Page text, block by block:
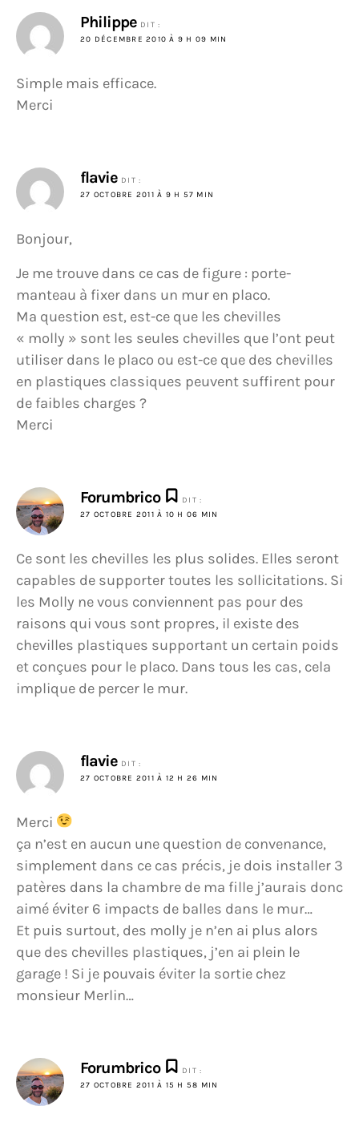
Philippe DIT :
20 DÉCEMBRE 2010 À 9 H 09 MIN
Simple mais efficace.
Merci
flavie DIT :
27 OCTOBRE 2011 À 9 H 57 MIN
Bonjour,
Je me trouve dans ce cas de figure : porte-
manteau à fixer dans un mur en placo.
Ma question est, est-ce que les chevilles
« molly » sont les seules chevilles que l’ont peut
utiliser dans le placo ou est-ce que des chevilles
en plastiques classiques peuvent suffirent pour
de faibles charges ?
Merci
Forumbrico
DIT :
27 OCTOBRE 2011 À 10 H 06 MIN
Ce sont les chevilles les plus solides. Elles seront
capables de supporter toutes les sollicitations. Si
les Molly ne vous conviennent pas pour des
raisons qui vous sont propres, il existe des
chevilles plastiques supportant un certain poids
et conçues pour le placo. Dans tous les cas, cela
implique de percer le mur.
flavie DIT :
27 OCTOBRE 2011 À 12 H 26 MIN
Merci
ça n’est en aucun une question de convenance,
simplement dans ce cas précis, je dois installer 3
patères dans la chambre de ma fille j’aurais donc
aimé éviter 6 impacts de balles dans le mur…
Et puis surtout, des molly je n’en ai plus alors
que des chevilles plastiques, j’en ai plein le
garage ! Si je pouvais éviter la sortie chez
monsieur Merlin…
Forumbrico
DIT :
27 OCTOBRE 2011 À 15 H 58 MIN